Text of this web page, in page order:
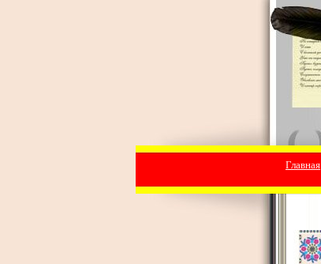
Главная